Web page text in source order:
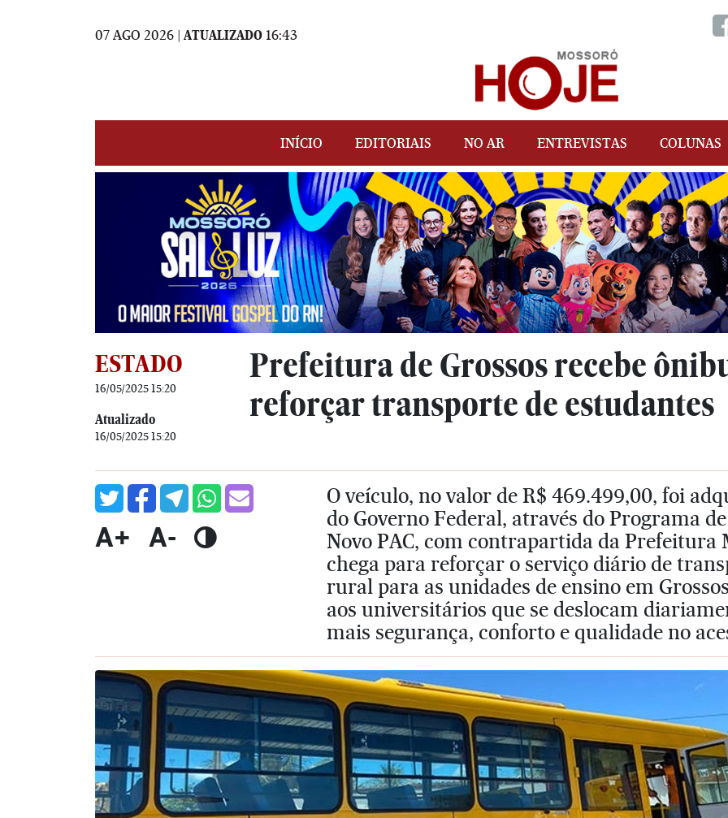
07 AGO 2026 | ATUALIZADO 16:43
INÍCIO EDITORIAIS NO AR ENTREVISTAS COLUNAS
ESTADO
16/05/2025 15:20
Atualizado
16/05/2025 15:20
Prefeitura de Grossos recebe
reforçar transporte de estudantes
A+ A-
O veículo, no valor de R$ 469.499,00, foi
do Governo Federal, através do Programa
Novo PAC, com contrapartida da Prefeitura
chega para reforçar o serviço diário de
rural para as unidades de ensino em
aos universitários que se deslocam
mais segurança, conforto e qualidade no